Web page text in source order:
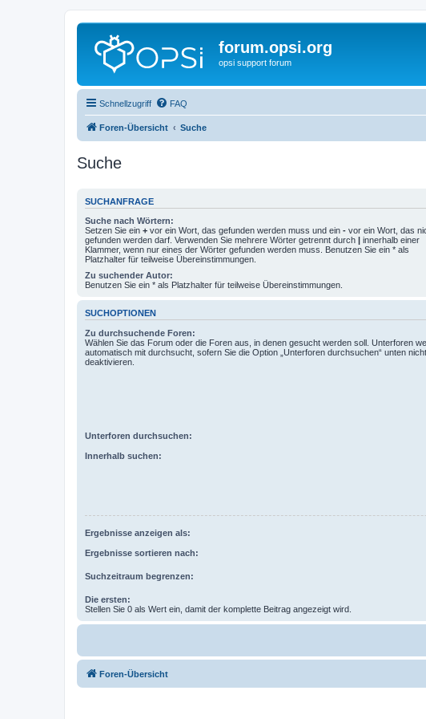
forum.opsi.org
opsi support forum
Schnellzugriff FAQ
Foren-Übersicht Suche
Suche
SUCHANFRAGE
Suche nach Wörtern:
Setzen Sie ein + vor ein Wort, das gefunden werden muss und ein - vor ein Wort, das
gefunden werden darf. Verwenden Sie mehrere Wörter getrennt durch | innerhalb einer
Klammer, wenn nur eines der Wörter gefunden werden muss. Benutzen Sie ein * als
Platzhalter für teilweise Übereinstimmungen.
Zu suchender Autor:
Benutzen Sie ein * als Platzhalter für teilweise Übereinstimmungen.
SUCHOPTIONEN
Zu durchsuchende Foren:
Wählen Sie das Forum oder die Foren aus, in denen gesucht werden soll. Unterforen
automatisch mit durchsucht, sofern Sie die Option „Unterforen durchsuchen“ unten nicht
deaktivieren.
Unterforen durchsuchen:
Innerhalb suchen:
Ergebnisse anzeigen als:
Ergebnisse sortieren nach:
Suchzeitraum begrenzen:
Die ersten:
Stellen Sie 0 als Wert ein, damit der komplette Beitrag angezeigt wird.
Foren-Übersicht